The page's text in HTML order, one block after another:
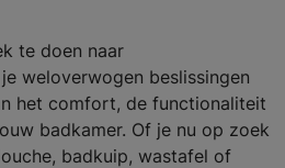
te doen naar
weloverwogen beslissingen
het comfort, de functionaliteit
badkamer. Of je nu op zoek
badkuip, wastafel of